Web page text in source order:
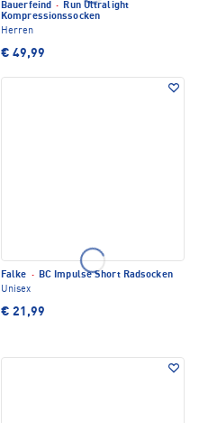
Bauerfeind · Run Ultralight
Kompressionssocken
Herren
€ 49,99
Falke · BC Impulse Short Radsocken
Unisex
€ 21,99